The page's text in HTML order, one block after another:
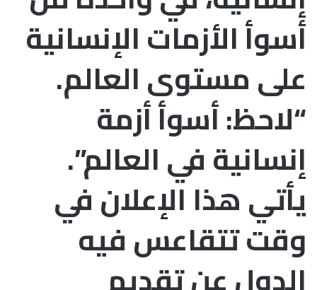
أسوأ الأزمات الإنسانية
على مستوى العالم.
“لاحظ: أسوأ أزمة
إنسانية في العالم”.
يأتي هذا الإعلان في
وقت تتقاعس فيه